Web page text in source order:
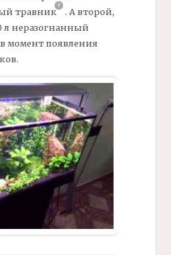
травник . А второй,
л неразогнанный
момент появления